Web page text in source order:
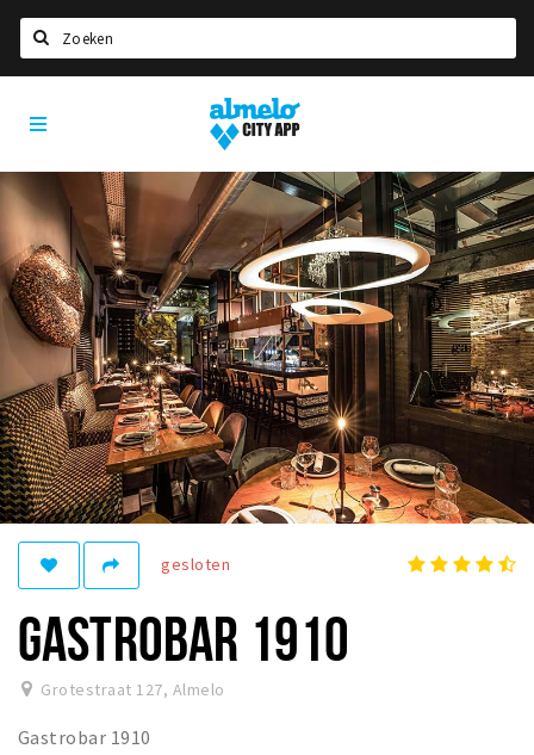
Home
Agenda
Deals
Nieuws
Vacatures
Eten
Drinken
Slapen
Recreatief
Winkels
Winkelgebieden
Bezienswaardigheden
Musea, theaters & podia
Uitjes & activiteiten
Almelo
City
gesloten
GASTROBAR 1910
Grotestraat 127, Almelo
Gastrobar 1910